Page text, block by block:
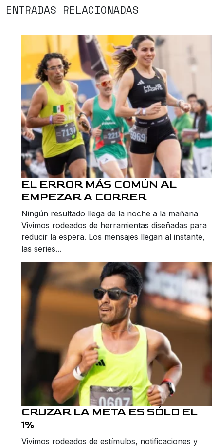
ENTRADAS RELACIONADAS
EL ERROR MÁS COMÚN AL
EMPEZAR A CORRER
Ningún resultado llega de la noche a la mañana
Vivimos rodeados de herramientas diseñadas para
reducir la espera. Los mensajes llegan al instante,
las series...
CRUZAR LA META ES SÓLO EL
1%
Vivimos rodeados de estímulos, notificaciones y